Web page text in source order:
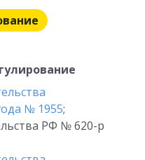
№ 1955;
РФ № 620-р